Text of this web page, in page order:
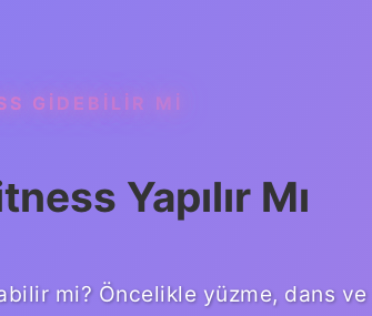
GIDEBILIR MI
Yapılır Mı
mi? Öncelikle yüzme, dans